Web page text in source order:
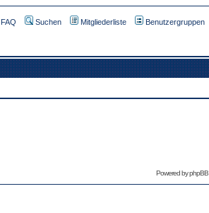
FAQ Suchen Mitgliederliste Benutzergruppen
Powered byphpBB